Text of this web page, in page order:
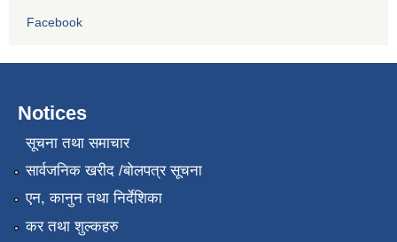
Facebook
Notices
सूचना तथा समाचार
सार्वजनिक खरीद /बोलपत्र सूचना
एन, कानुन तथा निर्देशिका
कर तथा शुल्कहरु